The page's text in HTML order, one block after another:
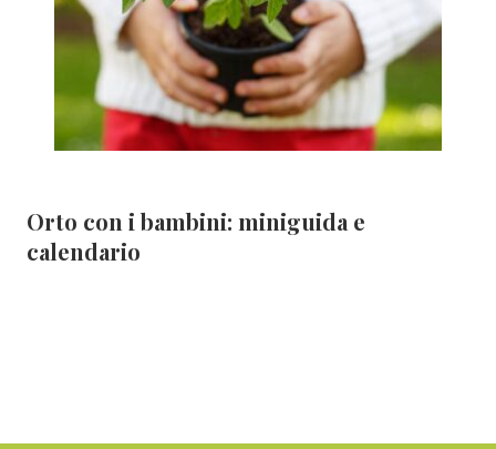
Orto con i bambini: miniguida e
calendario